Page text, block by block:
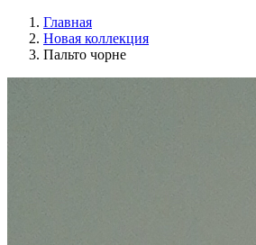
Главная
Новая коллекция
Пальто чорне